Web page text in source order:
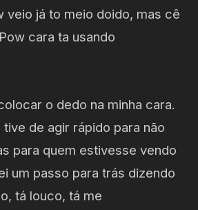
veio já to meio doido, mas cê
cara ta usando
o dedo na minha cara.
de agir rápido para não
para quem estivesse vendo
um passo para trás dizendo
tá louco, tá me